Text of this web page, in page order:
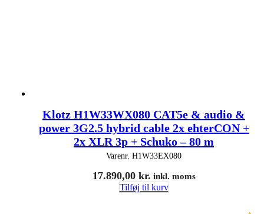
Klotz H1W33WX080 CAT5e & audio &
power 3G2.5 hybrid cable 2x ehterCON +
2x XLR 3p + Schuko – 80 m
Varenr. H1W33EX080
17.890,00 kr. inkl. moms
Tilføj til kurv